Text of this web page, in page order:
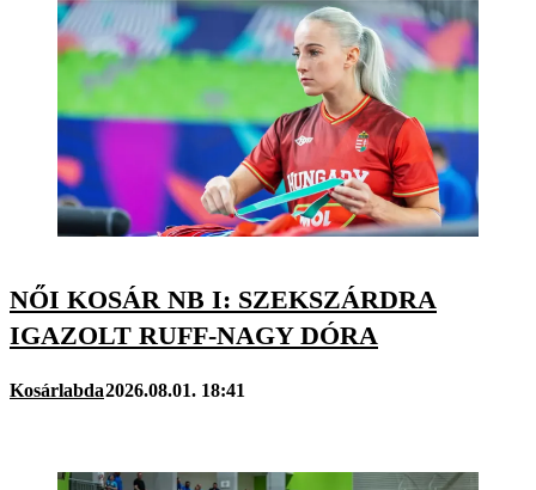
NŐI KOSÁR NB I: SZEKSZÁRDRA
IGAZOLT RUFF-NAGY DÓRA
Kosárlabda2026.08.01. 18:41